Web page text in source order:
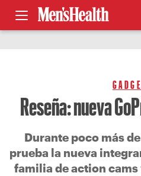
Reseña: nueva
Durante poco más
prueba la nueva
familia de action cams